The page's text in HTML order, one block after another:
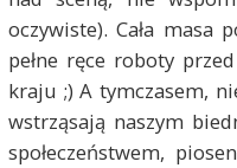
oczywiste). Cała masa
pełne ręce roboty
kraju ;) A tymczasem,
wstrząsają naszym
społeczeństwem,